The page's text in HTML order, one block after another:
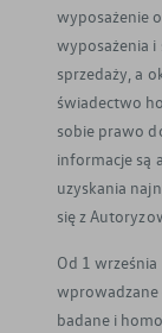
wyposażenie
wyposażenia
sprzedaży, a
świadectwo
sobie prawo
informacje są
uzyskania
się z
Od 1
wprowadzane
badane i